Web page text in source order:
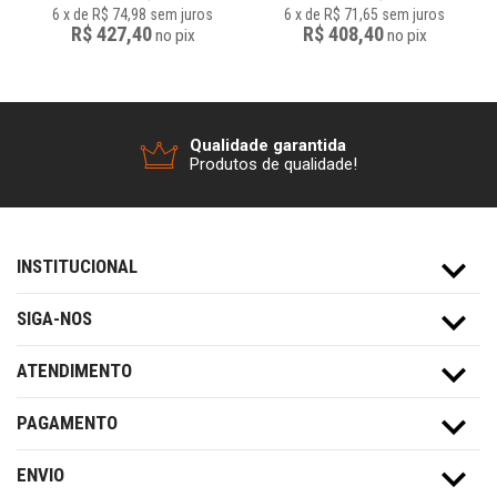
6 xde R$ 74,98 sem juros
R$ 427,40no pix
6 xde R$ 71,65 sem juros
R$ 408,40no pix
Qualidade garantida
Produtos de qualidade!
INSTITUCIONAL
SIGA-NOS
ATENDIMENTO
PAGAMENTO
ENVIO